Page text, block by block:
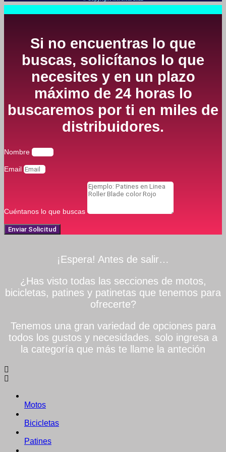
Si no encuentras lo que
buscas, solicítanos lo que
necesites y en un plazo
máximo de 24 horas lo
buscaremos por ti en miles de
distribuidores.
Nombre
Email
Cuéntanos lo que buscas
Enviar Solicitud
¡Espera! Antes de salir…
¿Has visto todas las secciones de motos,
bicicletas, patines y patinetas que tenemos para
ofrecerte?
Tenemos una gran variedad de opciones para
todos los gustos y necesidades. solo ingresa a
la categoría que más te llame la anteción
Motos
Bicicletas
Patines